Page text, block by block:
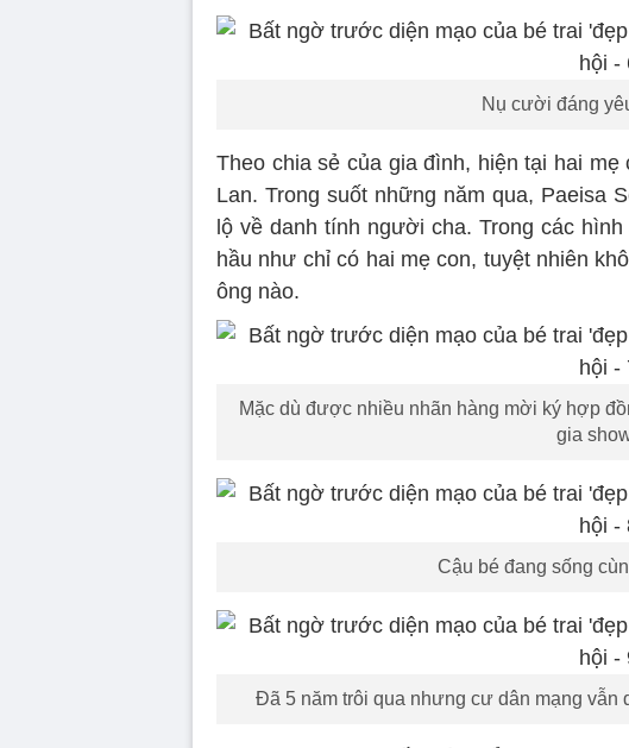
Nụ cười đáng
Theo chia sẻ của gia đình, hiện tại hai
Lan. Trong suốt những năm qua, Paeisa
lộ về danh tính người cha. Trong các
hầu như chỉ có hai mẹ con, tuyệt nhiên
ông nào.
Mặc dù được nhiều nhãn hàng mời ký hợp
gia
Cậu bé đang sống
Đã 5 năm trôi qua nhưng cư dân mạng vẫn